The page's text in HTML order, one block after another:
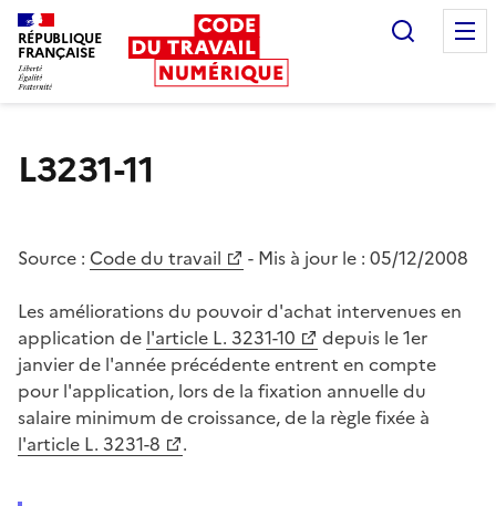
RÉPUBLIQUE
FRANÇAISE
L3231-11
Source : Code du travail - Mis à jour le : 05/12/2008
Les améliorations du pouvoir d'achat intervenues en
application de l'article L. 3231-10
depuis le 1er
janvier de l'année précédente entrent en compte
pour l'application, lors de la fixation annuelle du
salaire minimum de croissance, de la règle fixée à
l'article L. 3231-8
.